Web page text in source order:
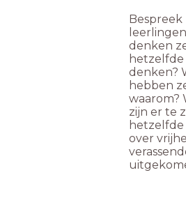
Bespreek
denken
hetzelfde
denken?
hebben
waarom?
zijn er te
over